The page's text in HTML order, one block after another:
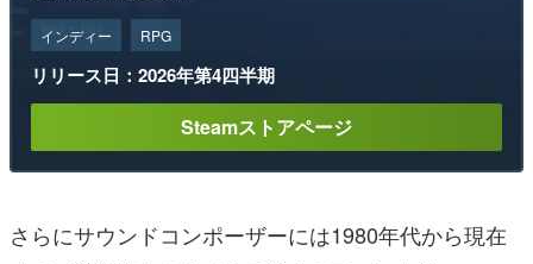
インディー RPG
リリース日：2026年第4四半期
Steamストアページ
さらにサウンドコンポーザーには1980年代から現在